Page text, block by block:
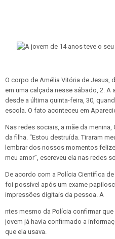
O corpo de Amélia Vitória de Jesus,
em uma calçada nesse sábado, 2. A
desde a última quinta-feira, 30,
escola. O fato aconteceu em
Nas redes sociais, a mãe da
da filha. “Estou destruída. Tiraram
lembrar dos nossos momentos
meu amor”, escreveu ela nas redes
De acordo com a Polícia Científica
foi possível após um exame
impressões digitais da pessoa. A
ntes mesmo da Polícia confirmar
jovem já havia confirmado a
que ela usava.